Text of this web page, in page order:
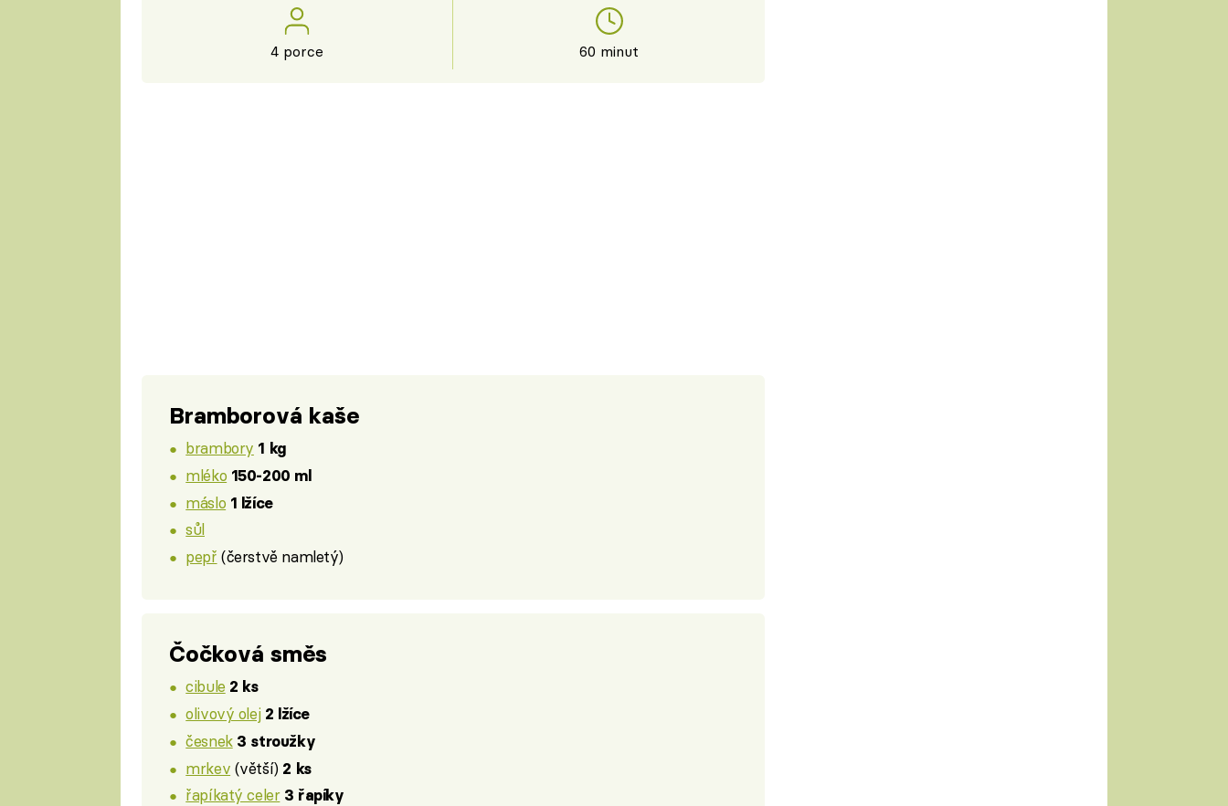
4 porce 60 minut
Bramborová kaše
brambory 1 kg
mléko 150-200 ml
máslo 1 lžíce
sůl
pepř (čerstvě namletý)
Čočková směs
cibule 2 ks
olivový olej 2 lžíce
česnek 3 stroužky
mrkev (větší) 2 ks
řapíkatý celer 3 řapíky